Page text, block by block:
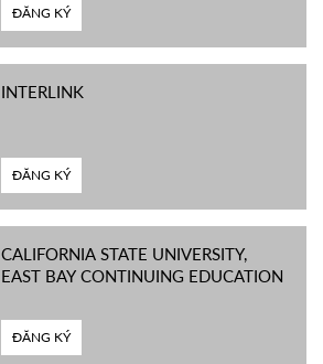
ĐĂNG KÝ
INTERLINK
ĐĂNG KÝ
CALIFORNIA STATE UNIVERSITY,
EAST BAY CONTINUING EDUCATION
ĐĂNG KÝ